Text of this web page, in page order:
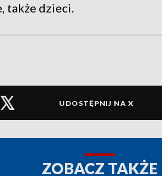
także dzieci.
UDOSTĘPNIJ NA X
ZOBACZ TAKŻE